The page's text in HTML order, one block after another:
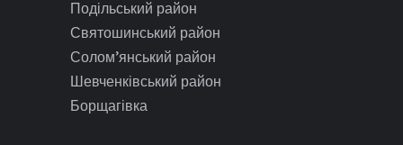
Подільський район
Святошинський район
Солом’янський район
Шевченківський район
Борщагівка